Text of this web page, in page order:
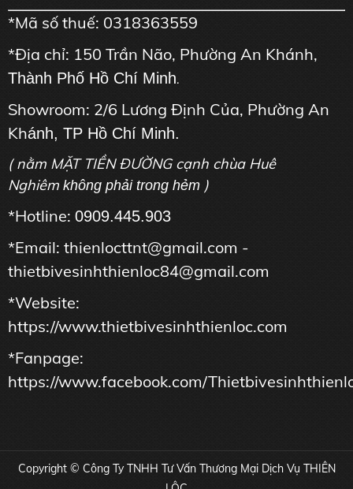
*Mã số thuế: 0318363559
*Địa chỉ: 150 Trần Não, Phường An Khánh,
Thành Phố Hồ Chí Minh.
Showroom: 2/6 Lương Định Của, Phường An
Khánh, TP Hồ Chí Minh.
( nằm MẶT TIỀN ĐƯỜNG cạnh chùa Huê
Nghiêm không phải trong hẻm )
*Hotline: 0909.445.903
*Email: thienlocttnt@gmail.com -
thietbivesinhthienloc84@gmail.com
*Website:
https://www.thietbivesinhthienloc.com
*Fanpage:
https://www.facebook.com/
Copyright © Công Ty TNHH Tư Vấn Thương Mại Dịch Vụ THIÊN